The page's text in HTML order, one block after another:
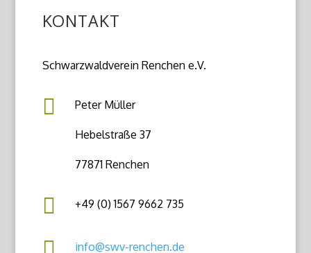
KONTAKT
Schwarzwaldverein Renchen e.V.
 Peter Müller
Hebelstraße 37
77871 Renchen
 +49 (0) 1567 9662 735
info@swv-renchen.de